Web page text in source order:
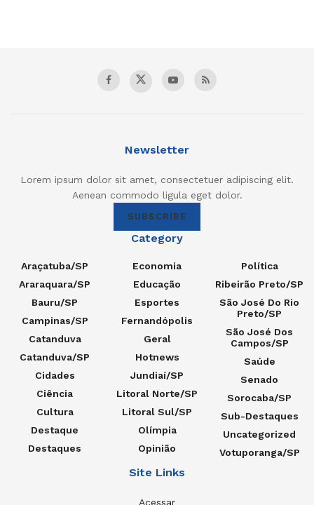
Newsletter
Lorem ipsum dolor sit amet, consectetuer adipiscing elit.
Aenean commodo ligula eget dolor.
SUBSCRIBE
Category
Araçatuba/SP
Araraquara/SP
Bauru/SP
Campinas/SP
Catanduva
Catanduva/SP
Cidades
Ciência
Cultura
Destaque
Destaques
Economia
Educação
Esportes
Fernandópolis
Geral
Hotnews
Jundiaí/SP
Litoral Norte/SP
Litoral Sul/SP
Olímpia
Opinião
Política
Ribeirão Preto/SP
São José Do Rio
Preto/SP
São José Dos
Campos/SP
Saúde
Senado
Sorocaba/SP
Sub-Destaques
Uncategorized
Votuporanga/SP
Site Links
Acessar